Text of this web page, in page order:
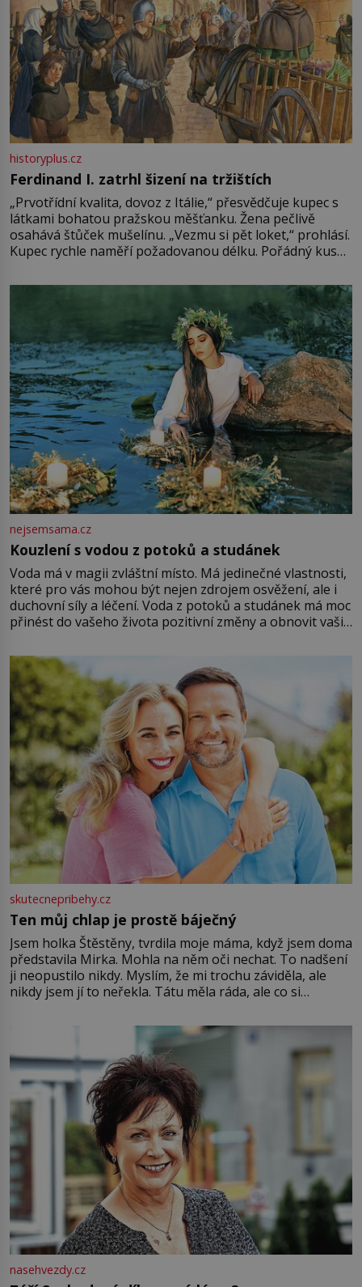
historyplus.cz
Ferdinand I. zatrhl šizení na tržištích
„Prvotřídní kvalita, dovoz z Itálie,“ přesvědčuje kupec s
látkami bohatou pražskou měšťanku. Žena pečlivě
osahává štůček mušelínu. „Vezmu si pět loket,“ prohlásí.
Kupec rychle naměří požadovanou délku. Pořádný kus
milostpaní. Stačí jenom na sukni,“ zhodnotí švadlena
množství růžového mušelínu. „Ošidili vás, podívejte.“
nejsemsama.cz
Kouzlení s vodou z potoků a studánek
Voda má v magii zvláštní místo. Má jedinečné vlastnosti,
které pro vás mohou být nejen zdrojem osvěžení, ale i
duchovní síly a léčení. Voda z potoků a studánek má moc
přinést do vašeho života pozitivní změny a obnovit vaši
můžete obohatit své rituály a přinést do svého života
větší harmonii a klid. Je důležité
skutecnepribehy.cz
Ten můj chlap je prostě báječný
Jsem holka Štěstěny, tvrdila moje máma, když jsem doma
představila Mirka. Mohla na něm oči nechat. To nadšení
ji neopustilo nikdy. Myslím, že mi trochu záviděla, ale
nikdy jsem jí to neřekla. Tátu měla ráda, ale co si
Jsme spolu moc rádi Tehdy byla jiná doba, když
nasehvezdy.cz